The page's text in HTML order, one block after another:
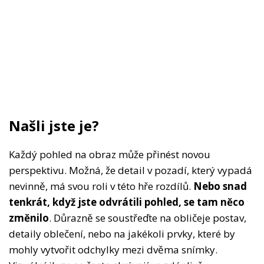
Našli jste je?
Každý pohled na obraz může přinést novou
perspektivu. Možná, že detail v pozadí, který vypadá
nevinně, má svou roli v této hře rozdílů. Nebo snad
tenkrát, když jste odvrátili pohled, se tam něco
změnilo. Důrazně se soustřeďte na obličeje postav,
detaily oblečení, nebo na jakékoli prvky, které by
mohly vytvořit odchylky mezi dvěma snímky.